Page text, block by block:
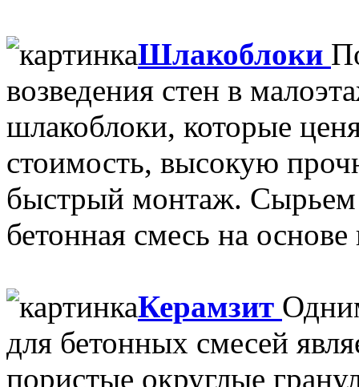
Шлакоблоки
возведения стен в
шлакоблоки, которые
стоимость, высокую
быстрый монтаж. Сырьем
бетонная смесь на
Керамзит
для бетонных смесей
пористые округлые